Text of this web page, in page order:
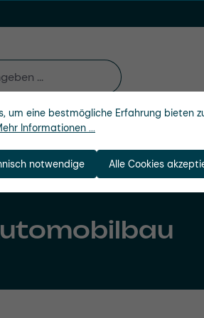
um eine bestmögliche Erfahrung bieten
Informationen ...
notwendige Alle Cookies